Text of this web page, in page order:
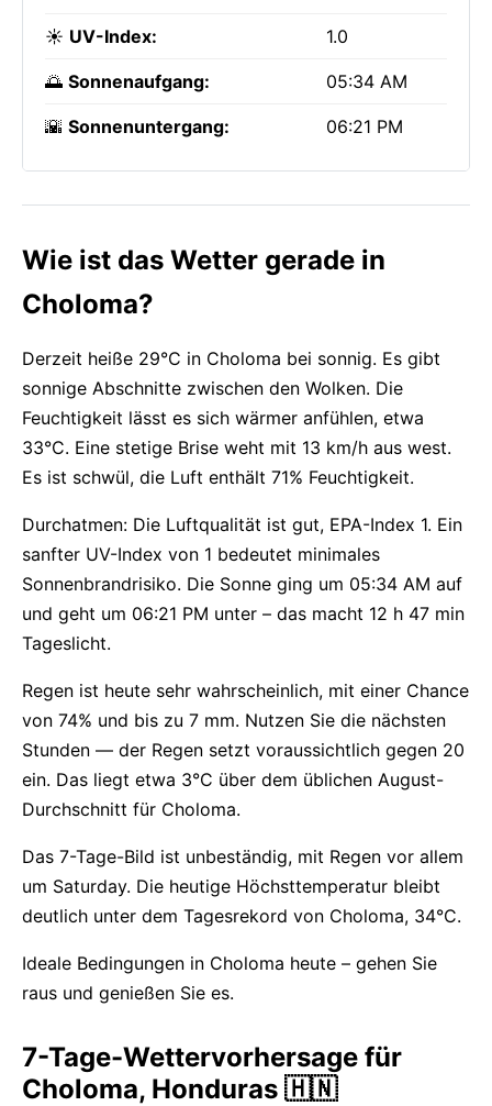
☀️ UV-Index: 1.0
🌅 Sonnenaufgang: 05:34 AM
🌇 Sonnenuntergang: 06:21 PM
Wie ist das Wetter gerade in
Choloma?
Derzeit heiße 29°C in Choloma bei sonnig. Es gibt
sonnige Abschnitte zwischen den Wolken. Die
Feuchtigkeit lässt es sich wärmer anfühlen, etwa
33°C. Eine stetige Brise weht mit 13 km/h aus west.
Es ist schwül, die Luft enthält 71% Feuchtigkeit.
Durchatmen: Die Luftqualität ist gut, EPA-Index 1. Ein
sanfter UV-Index von 1 bedeutet minimales
Sonnenbrandrisiko. Die Sonne ging um 05:34 AM auf
und geht um 06:21 PM unter – das macht 12 h 47 min
Tageslicht.
Regen ist heute sehr wahrscheinlich, mit einer Chance
von 74% und bis zu 7 mm. Nutzen Sie die nächsten
Stunden — der Regen setzt voraussichtlich gegen 20
ein. Das liegt etwa 3°C über dem üblichen August-
Durchschnitt für Choloma.
Das 7-Tage-Bild ist unbeständig, mit Regen vor allem
um Saturday. Die heutige Höchsttemperatur bleibt
deutlich unter dem Tagesrekord von Choloma, 34°C.
Ideale Bedingungen in Choloma heute – gehen Sie
raus und genießen Sie es.
7-Tage-Wettervorhersage für
Choloma, Honduras 🇭🇳